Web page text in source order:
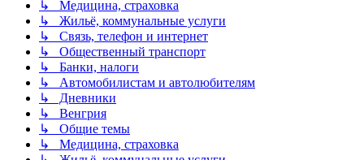
↳ Медицина, страховка
↳ Жильё, коммунальные услуги
↳ Связь, телефон и интернет
↳ Общественный транспорт
↳ Банки, налоги
↳ Автомобилистам и автолюбителям
↳ Дневники
↳ Венгрия
↳ Общие темы
↳ Медицина, страховка